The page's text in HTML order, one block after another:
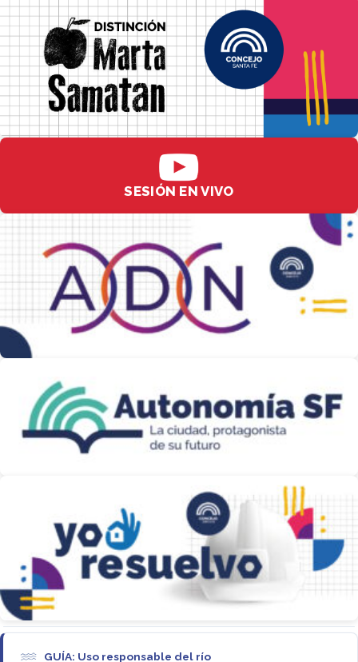
SESIÓN EN VIVO
GUÍA: Uso responsable del río